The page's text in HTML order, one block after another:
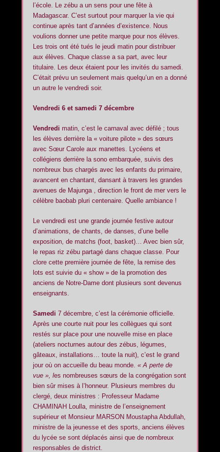
l’école. Le zébu a un sens pour une fête à
Madagascar. C’est surtout pour marquer la vie qui
continue après tant d’années d’existence. Nous
voulions donner une petite marque pour nos élèves.
Les trois ont été tués le jeudi matin pour distribuer
aux élèves. Chaque classe a sa part, avec leur
titulaire. Les deux étaient pour les invités du samedi.
C’était prévu un seulement mais quelqu’un en a donné
un autre le vendredi soir.
Vendredi 6 et samedi 7 décembre
Vendredi matin, c’est le carnaval avec défilé ; tous
les élèves derrière la « voiture pilote » des sœurs
avec Sœur Carole aux manettes. Lycéens et
collégiens derrière la sono embarquée, suivis des
nombreux bus chargés avec les enfants du primaire,
avancent en chantant, dansant à travers les grandes
avenues de Majunga , direction le front de mer vers le
célèbre baobab pluri centenaire. Quelle ambiance !
Le vendredi est une grande journée festive autour
d’animations, de chants, de danses, d’une belle
exposition, de matchs (foot, basket)… Avec bien sûr,
le repas riz zébu partagé dans chaque classe. Pour
clore cette première journée de fête, la remise des
lots est suivie du « show » de la promotion des
anciens de Notre-Dame dont plusieurs sont devenus
enseignants.
Samedi 7 décembre, c’est la cérémonie officielle.
Après une courte nuit pour les collègues qui sont
restés sur place pour une nouvelle mise en place
(ateliers nocturnes autour des zébus, légumes,
gâteaux, installations… toute la nuit), c’est le grand
jour où on accueille du beau monde. « A perte de
vue », les nombreuses sœurs de la congrégation sont
bien sûr mises à l’honneur. Plusieurs membres du
clergé, deux ministres : Professeur Madame
CHAMINAH Loulla, ministre de l’enseignement
supérieur et Monsieur MARSON Moustapha Abdullah,
ministre de la jeunesse et des sports, anciens élèves
du lycée se sont déplacés ainsi que de nombreux
responsables de district.